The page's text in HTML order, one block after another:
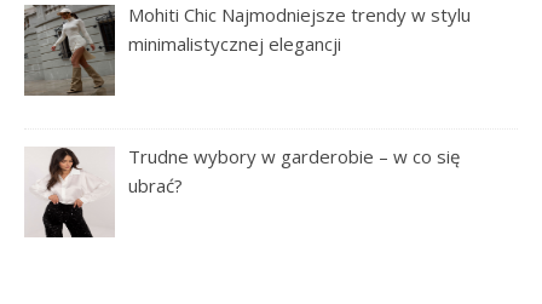
Mohiti Chic Najmodniejsze trendy w stylu
minimalistycznej elegancji
Trudne wybory w garderobie – w co się
ubrać?